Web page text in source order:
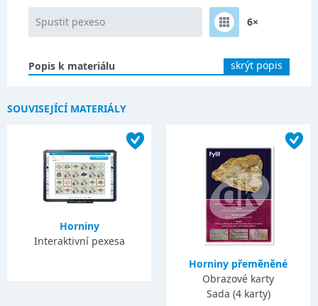
Spustit pexeso 6×
Popis k materiálu skrýt popis
SOUVISEJÍCÍ MATERIÁLY
Horniny
Interaktivní pexesa
Horniny přeměněné
Obrazové karty
Sada (4 karty)